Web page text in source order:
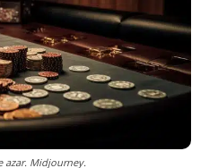
azar. Midjourney.